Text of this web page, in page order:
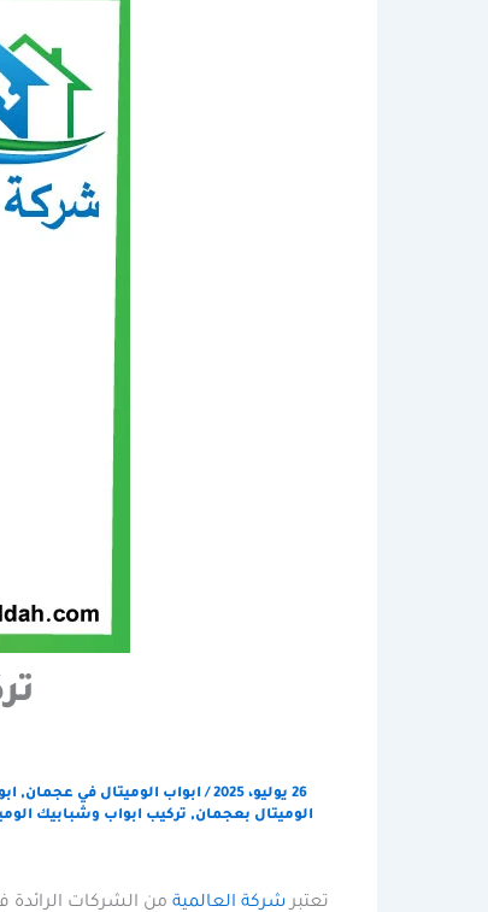
26 يوليو، 2025 / ابواب الوميتال في عجمان,
الوميتال بعجمان, تركيب ابواب وشبابيك
تعتبر شركة العالمية من الشركات الرائدة